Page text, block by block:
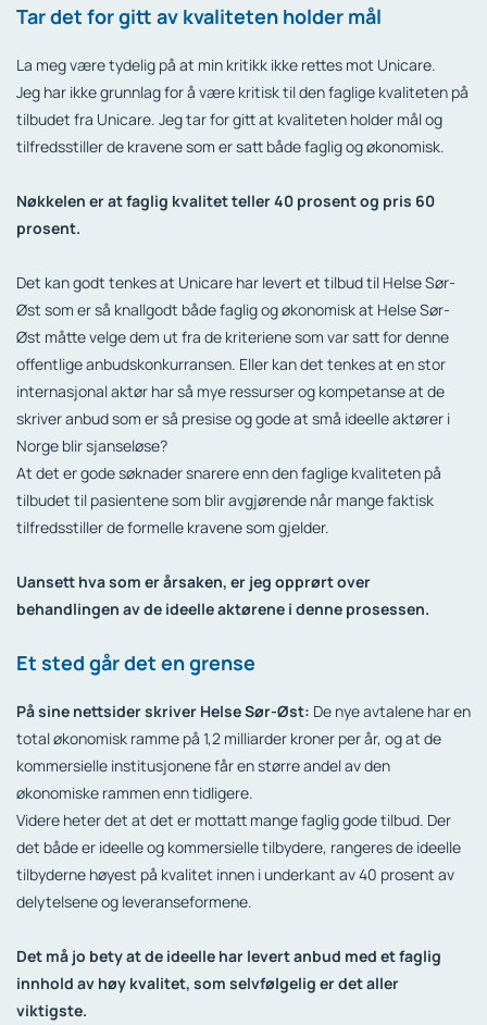
Tar det for gitt av kvaliteten holder mål
La meg være tydelig på at min kritikk ikke rettes mot Unicare.
Jeg har ikke grunnlag for å være kritisk til den faglige kvaliteten på
tilbudet fra Unicare. Jeg tar for gitt at kvaliteten holder mål og
tilfredsstiller de kravene som er satt både faglig og økonomisk.
Nøkkelen er at faglig kvalitet teller 40 prosent og pris 60
prosent.
Det kan godt tenkes at Unicare har levert et tilbud til Helse Sør-
Øst som er så knallgodt både faglig og økonomisk at Helse Sør-
Øst måtte velge dem ut fra de kriteriene som var satt for denne
offentlige anbudskonkurransen. Eller kan det tenkes at en stor
internasjonal aktør har så mye ressurser og kompetanse at de
skriver anbud som er så presise og gode at små ideelle aktører i
Norge blir sjanseløse?
At det er gode søknader snarere enn den faglige kvaliteten på
tilbudet til pasientene som blir avgjørende når mange faktisk
tilfredsstiller de formelle kravene som gjelder.
Uansett hva som er årsaken, er jeg opprørt over
behandlingen av de ideelle aktørene i denne prosessen.
Et sted går det en grense
På sine nettsider skriver Helse Sør-Øst: De nye avtalene har en
total økonomisk ramme på 1,2 milliarder kroner per år, og at de
kommersielle institusjonene får en større andel av den
økonomiske rammen enn tidligere.
Videre heter det at det er mottatt mange faglig gode tilbud. Der
det både er ideelle og kommersielle tilbydere, rangeres de ideelle
tilbyderne høyest på kvalitet innen i underkant av 40 prosent av
delytelsene og leveranseformene.
Det må jo bety at de ideelle har levert anbud med et faglig
innhold av høy kvalitet, som selvfølgelig er det aller
viktigste.